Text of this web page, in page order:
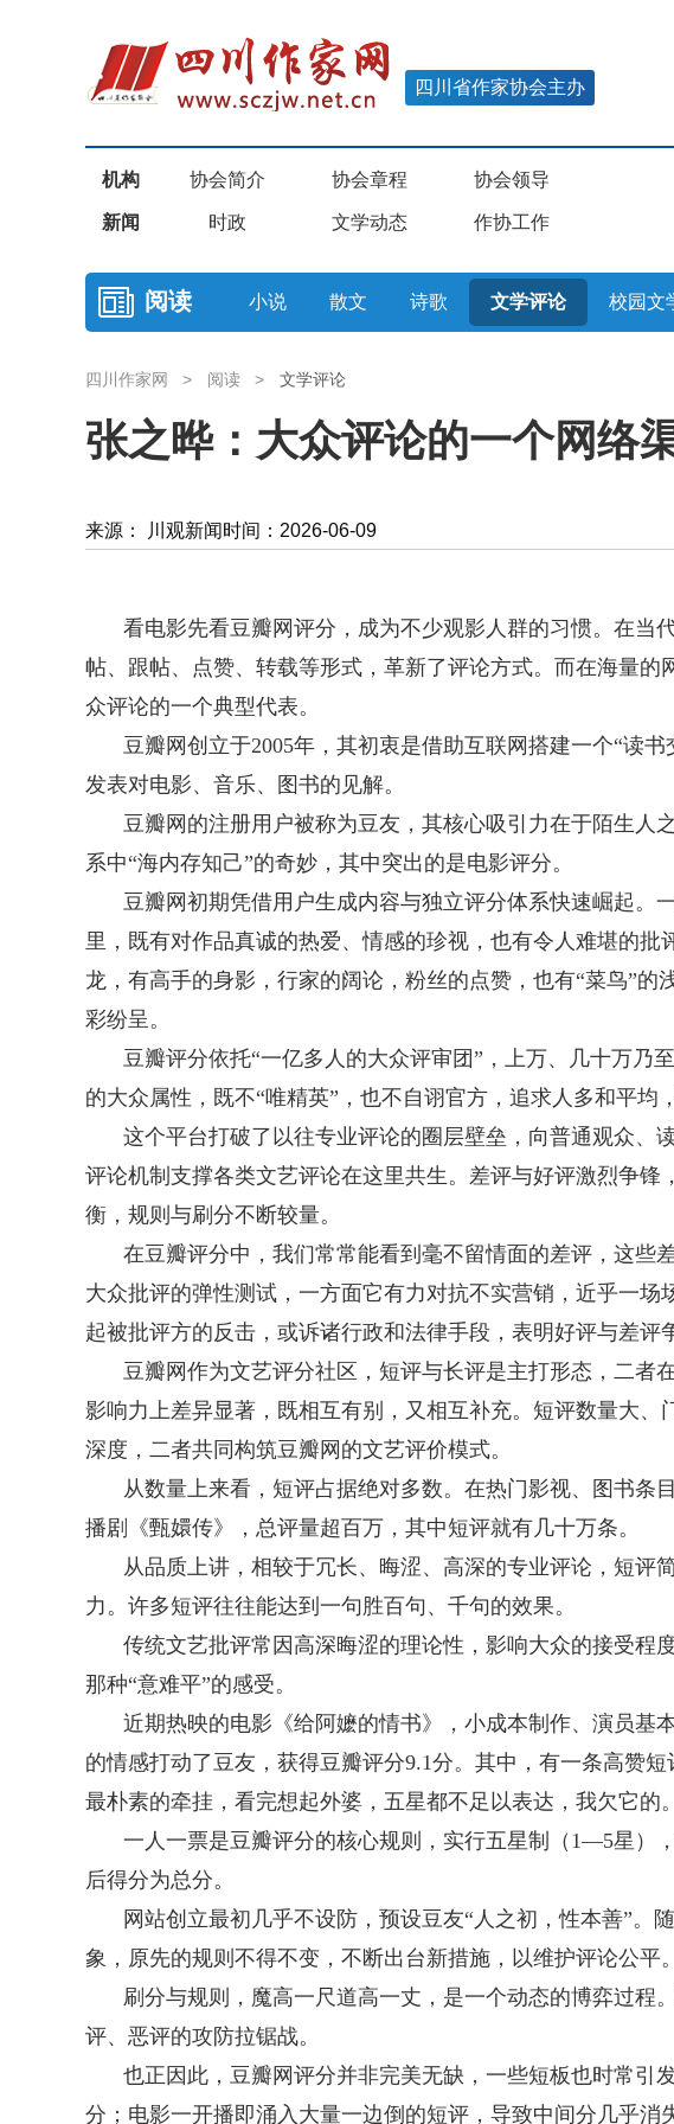
四川省作家协会主办
机构 协会简介 协会章程 协会领导
新闻 时政 文学动态 作协工作
阅读 小说 散文 诗歌 文学评论 校园文
四川作家网 > 阅读 > 文学评论
张之晔：大众评论的一个网络
来源： 川观新闻时间：2026-06-09
看电影先看豆瓣网评分，成为不少观影人群的习惯。在当
帖、跟帖、点赞、转载等形式，革新了评论方式。而在海量的
众评论的一个典型代表。
豆瓣网创立于2005年，其初衷是借助互联网搭建一个“读
发表对电影、音乐、图书的见解。
豆瓣网的注册用户被称为豆友，其核心吸引力在于陌生人
系中“海内存知己”的奇妙，其中突出的是电影评分。
豆瓣网初期凭借用户生成内容与独立评分体系快速崛起。
里，既有对作品真诚的热爱、情感的珍视，也有令人难堪的
龙，有高手的身影，行家的阔论，粉丝的点赞，也有“菜鸟”的
彩纷呈。
豆瓣评分依托“一亿多人的大众评审团”，上万、几十万乃
的大众属性，既不“唯精英”，也不自诩官方，追求人多和平均
这个平台打破了以往专业评论的圈层壁垒，向普通观众、
评论机制支撑各类文艺评论在这里共生。差评与好评激烈争
衡，规则与刷分不断较量。
在豆瓣评分中，我们常常能看到毫不留情面的差评，这些
大众批评的弹性测试，一方面它有力对抗不实营销，近乎一场
起被批评方的反击，或诉诸行政和法律手段，表明好评与差评
豆瓣网作为文艺评分社区，短评与长评是主打形态，二者
影响力上差异显著，既相互有别，又相互补充。短评数量大、
深度，二者共同构筑豆瓣网的文艺评价模式。
从数量上来看，短评占据绝对多数。在热门影视、图书条
播剧《甄嬛传》，总评量超百万，其中短评就有几十万条。
从品质上讲，相较于冗长、晦涩、高深的专业评论，短评
力。许多短评往往能达到一句胜百句、千句的效果。
传统文艺批评常因高深晦涩的理论性，影响大众的接受程
那种“意难平”的感受。
近期热映的电影《给阿嬷的情书》，小成本制作、演员基
的情感打动了豆友，获得豆瓣评分9.1分。其中，有一条高赞
最朴素的牵挂，看完想起外婆，五星都不足以表达，我欠它的
一人一票是豆瓣评分的核心规则，实行五星制（1—5星）
后得分为总分。
网站创立最初几乎不设防，预设豆友“人之初，性本善”。
象，原先的规则不得不变，不断出台新措施，以维护评论公平。
刷分与规则，魔高一尺道高一丈，是一个动态的博弈过程
评、恶评的攻防拉锯战。
也正因此，豆瓣网评分并非完美无缺，一些短板也时常引
分；电影一开播即涌入大量一边倒的短评，导致中间分几乎